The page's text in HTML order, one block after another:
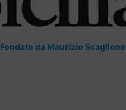
Fondato da Maurizio Scaglione